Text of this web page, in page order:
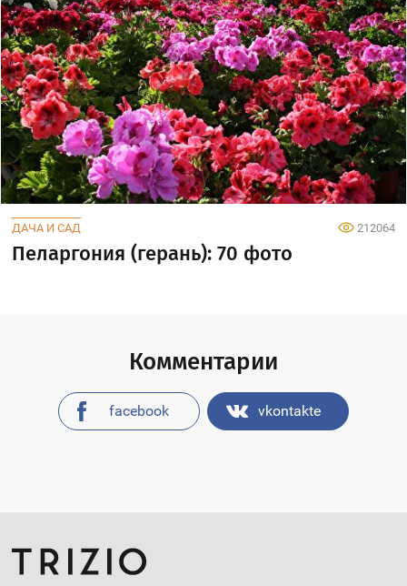
ДАЧА И САД 212064
Пеларгония (герань): 70 фото
Комментарии
facebook vkontakte